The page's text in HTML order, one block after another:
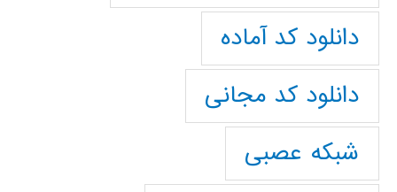
دانلود کد آماده
دانلود کد مجانی
شبکه عصبی